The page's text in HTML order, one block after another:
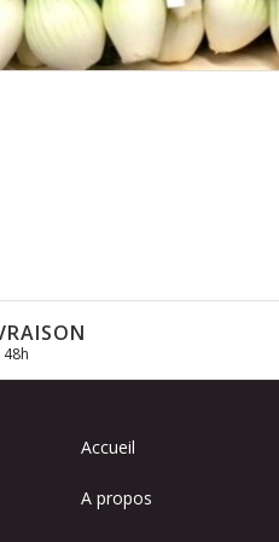
Accueil
A propos